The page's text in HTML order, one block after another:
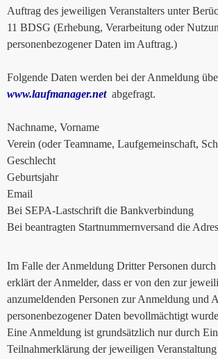
Auftrag des jeweiligen Veranstalters unter
11 BDSG (Erhebung, Verarbeitung oder
personenbezogener Daten im Auftrag.)
Folgende Daten werden bei der Anmeldung
www.laufmanager.netabgefragt.
Nachname, Vorname
Verein (oder Teamname, Laufgemeinschaft,
Geschlecht
Geburtsjahr
Email
Bei SEPA-Lastschrift die Bankverbindung
Bei beantragten Startnummernversand die
Im Falle der Anmeldung Dritter Personen durch
erklärt der Anmelder, dass er von den zur
anzumeldenden Personen zur Anmeldung und
personenbezogener Daten bevollmächtigt
Eine Anmeldung ist grundsätzlich nur durch
Teilnahmerklärung der jeweiligen